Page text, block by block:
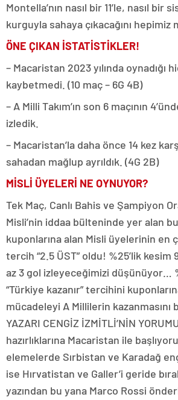
Montella’nın nasıl bir 11’le, nasıl bir
kurguyla sahaya çıkacağını hepimiz
ÖNE ÇIKAN İSTATİSTİKLER!
– Macaristan 2023 yılında oynadığı
kaybetmedi. (10 maç – 6G 4B)
– A Milli Takım’ın son 6 maçının
izledik.
– Macaristan’la daha önce 14 kez
sahadan mağlup ayrıldık. (4G 2B)
MİSLİ ÜYELERİ NE OYNUYOR?
Tek Maç, Canlı Bahis ve Şampiyon
Misli’nin iddaa bülteninde yer alan bu
kuponlarına alan Misli üyelerinin en
tercih “2.5 ÜST” oldu! %25’lik kesim
az 3 gol izleyeceğimizi düşünüyor…
“Türkiye kazanır” tercihini
mücadeleyi A Millilerin kazanmasını
YAZARI CENGİZ İZMİTLİ’NİN
hazırlıklarına Macaristan ile
elemelerde Sırbistan ve Karadağ
ise Hırvatistan ve Galler’i geride
yazından bu yana Marco Rossi